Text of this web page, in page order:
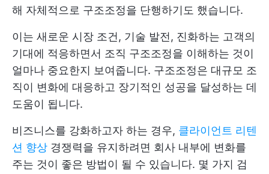
해 자체적으로 구조조정을 단행하기도 했습니다.
이는 새로운 시장 조건, 기술 발전, 진화하는 고객의
기대에 적응하면서 조직 구조조정을 이해하는 것이
얼마나 중요한지 보여줍니다. 구조조정은 대규모 조
직이 변화에 대응하고 장기적인 성공을 달성하는 데
도움이 됩니다.
비즈니스를 강화하고자 하는 경우, 클라이언트 리텐
션 향상 경쟁력을 유지하려면 회사 내부에 변화를
주는 것이 좋은 방법이 될 수 있습니다. 몇 가지 검